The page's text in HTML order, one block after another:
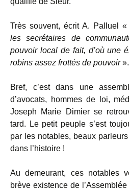
Très souvent, écrit A. Palluel «
les secrétaires de
pouvoir local de fait, d’où une
robins assez frottés de pouvoir».
Bref, c’est dans une
d’avocats, hommes de loi,
Joseph Marie Dimier se
tard. Le petit peuple s’est
par les notables, beaux
dans l’histoire !
Au demeurant, ces notables
brève existence de